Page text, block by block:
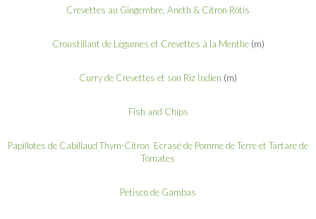
Crevettes au Gingembre, Aneth & Citron Rôtis
Croustillant de Légumes et Crevettes à la Menthe(m)
Curry de Crevettes et son Riz Indien (m)
Fish and Chips
Papillotes de Cabillaud Thym-Citron Ecrasé de Pomme de Terre et Tartare de
Tomates
Petisco de Gambas